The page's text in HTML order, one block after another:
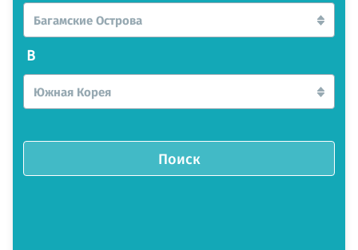
Багамские Острова
В
Южная Корея
Поиск